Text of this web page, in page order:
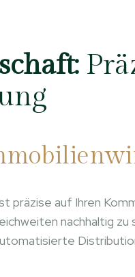
präzise auf Ihren
nachhaltig